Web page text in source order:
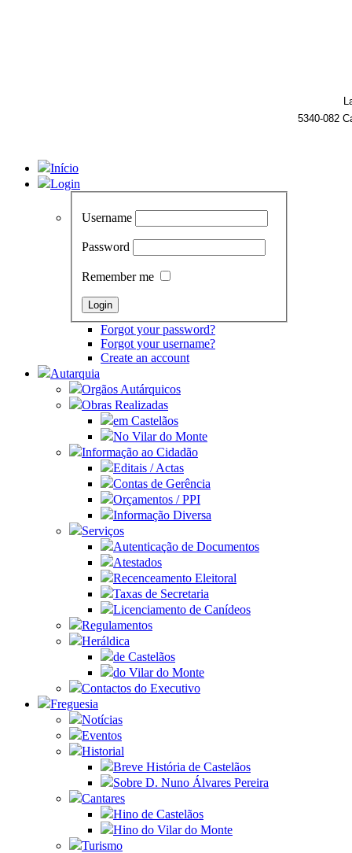
5340-082
Início
Login
Username
Password
Remember me
Forgot your password?
Forgot your username?
Create an account
Autarquia
Orgãos Autárquicos
Obras Realizadas
em Castelãos
No Vilar do Monte
Informação ao Cidadão
Editais / Actas
Contas de Gerência
Orçamentos / PPI
Informação Diversa
Serviços
Autenticação de Documentos
Atestados
Recenceamento Eleitoral
Taxas de Secretaria
Licenciamento de Canídeos
Regulamentos
Heráldica
de Castelãos
do Vilar do Monte
Contactos do Executivo
Freguesia
Notícias
Eventos
Historial
Breve História de Castelãos
Sobre D. Nuno Álvares Pereira
Cantares
Hino de Castelãos
Hino do Vilar do Monte
Turismo